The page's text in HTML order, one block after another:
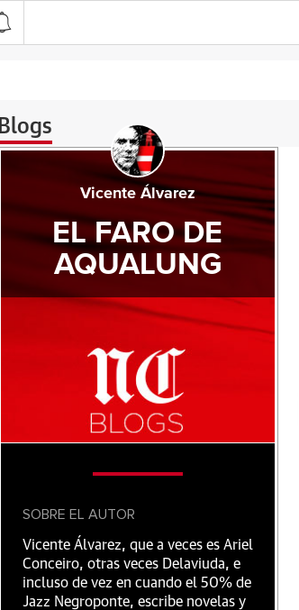
Blogs
Vicente Álvarez
EL FARO DE
AQUALUNG
SOBRE EL AUTOR
Vicente Álvarez, que a veces es Ariel
Conceiro, otras veces Delaviuda, e
incluso de vez en cuando el 50% de
Jazz Negroponte, escribe novelas y